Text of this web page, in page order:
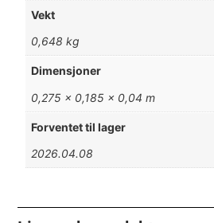
Vekt
0,648 kg
Dimensjoner
0,275 × 0,185 × 0,04 m
Forventet til lager
2026.04.08